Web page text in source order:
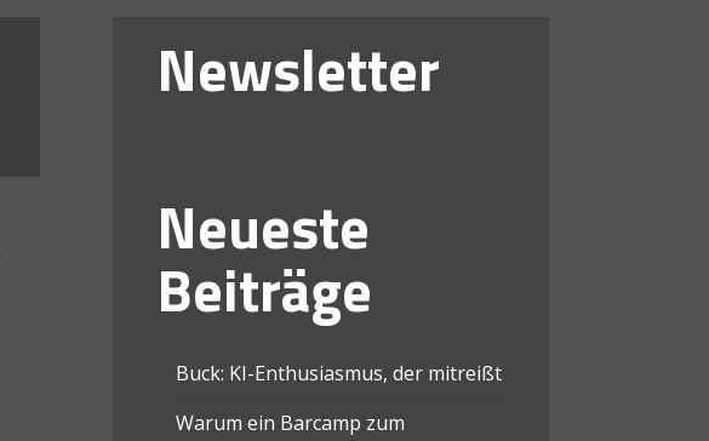
Newsletter
Neueste
Beiträge
Buck: KI-Enthusiasmus, der mitreißt
Warum ein Barcamp zum